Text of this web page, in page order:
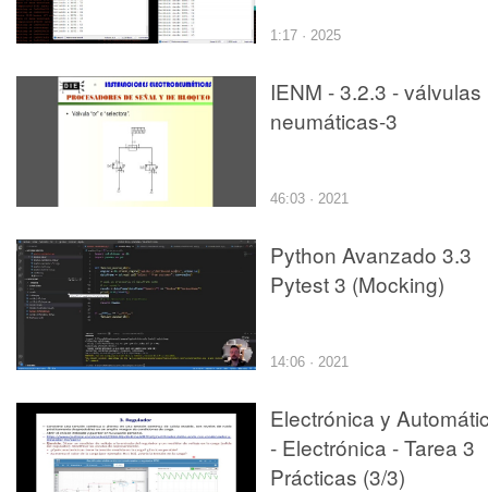
1:17 · 2025
IENM - 3.2.3 - válvulas
neumáticas-3
46:03 · 2021
Python Avanzado 3.3
Pytest 3 (Mocking)
14:06 · 2021
Electrónica y
- Electrónica - Tarea 3
Prácticas (3/3)